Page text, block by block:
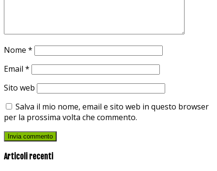
Nome *
Email *
Sito web
Salva il mio nome, email e sito web in questo browser
per la prossima volta che commento.
Articoli recenti